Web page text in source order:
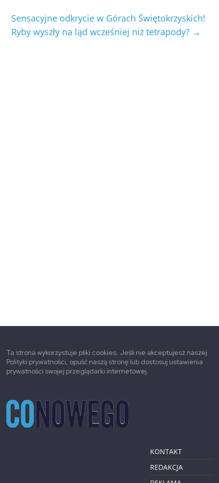
Sensacyjne odkrycie w Górach Świętokrzyskich!
Ryby wyszły na ląd wcześniej niż tetrapody? →
Ta strona wykorzystuje pliki cookies. Jeśli nie akceptujesz naszej
Polityki prywatności, opuść naszą stronę lub dostosuj ustawienia
prywatności swojej przeglądarki internetowej.
KONTAKT
REDAKCJA